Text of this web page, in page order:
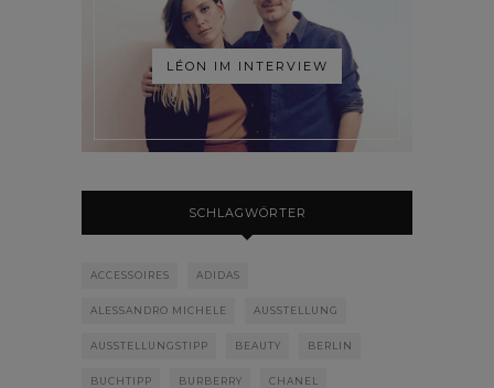
LÉON IM INTERVIEW
SCHLAGWÖRTER
ACCESSOIRES ADIDAS
ALESSANDRO MICHELE AUSSTELLUNG
AUSSTELLUNGSTIPP BEAUTY BERLIN
BUCHTIPP BURBERRY CHANEL